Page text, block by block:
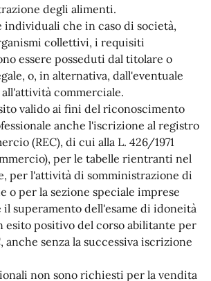
degli alimenti.
individuali che in caso di società,
collettivi, i requisiti
essere posseduti dal titolare o
o, in alternativa, dall'eventuale
commerciale.
valido ai fini del riconoscimento
anche l'iscrizione al registro
(REC), di cui alla L. 426/1971
per le tabelle rientranti nel
per l'attività di somministrazione di
o per la sezione speciale imprese
superamento dell'esame di idoneità
esito positivo del corso abilitante per
anche senza la successiva iscrizione
non sono richiesti per la vendita